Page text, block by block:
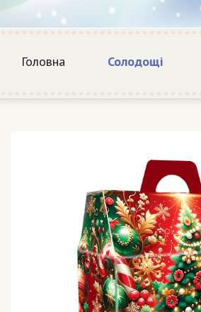
Головна Солодощі